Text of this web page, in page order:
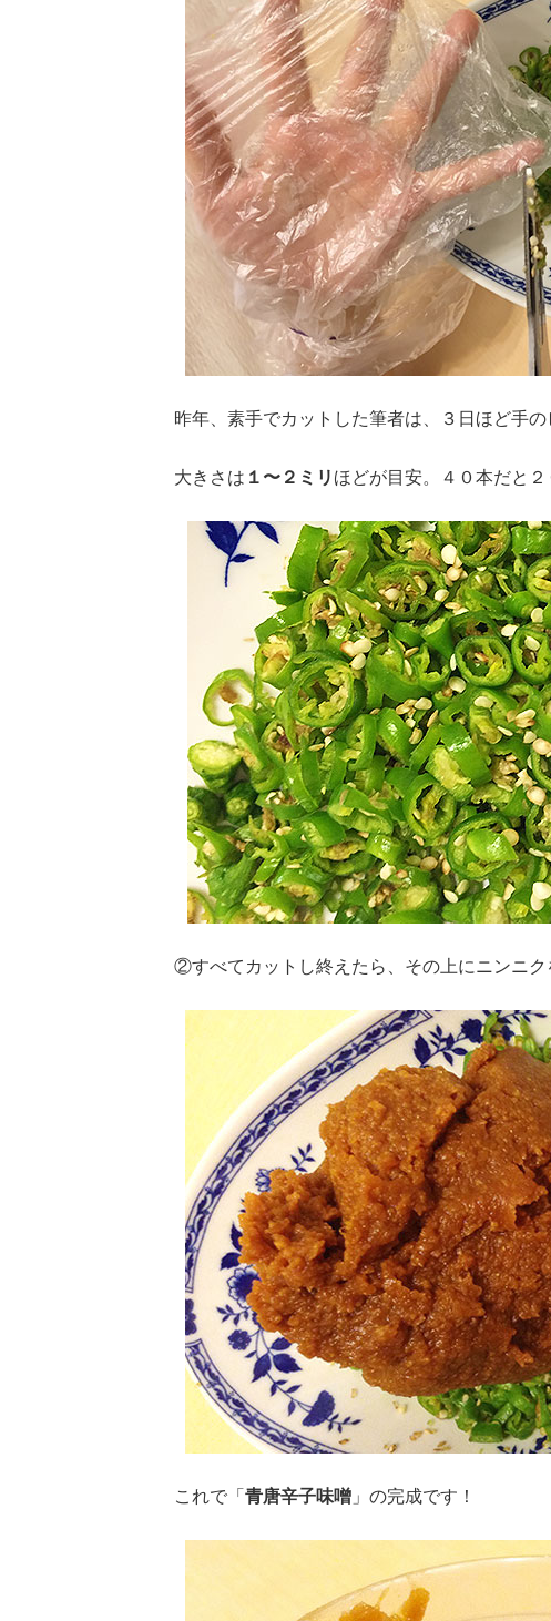
昨年、素手でカットした筆者は、３日ほど手
大きさは １〜２ミリ ほどが目安。４０本だと２
②すべてカットし終えたら、その上にニンニク
これで「 青唐辛子味噌 」の完成です！